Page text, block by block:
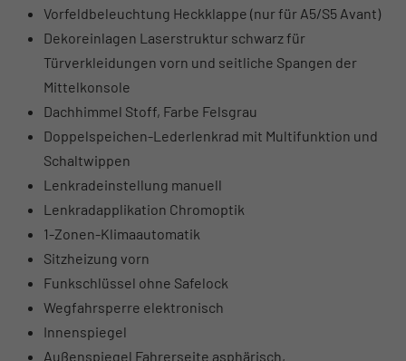
Vorfeldbeleuchtung Heckklappe (nur für A5/S5 Avant)
Dekoreinlagen Laserstruktur schwarz für
Türverkleidungen vorn und seitliche Spangen der
Mittelkonsole
Dachhimmel Stoff, Farbe Felsgrau
Doppelspeichen-Lederlenkrad mit Multifunktion und
Schaltwippen
Lenkradeinstellung manuell
Lenkradapplikation Chromoptik
1-Zonen-Klimaautomatik
Sitzheizung vorn
Funkschlüssel ohne Safelock
Wegfahrsperre elektronisch
Innenspiegel
Außenspiegel Fahrerseite asphärisch,